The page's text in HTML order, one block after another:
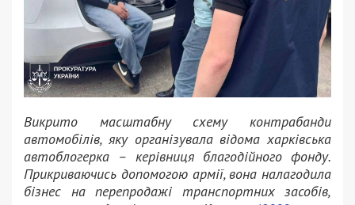
Викрито масштабну схему контрабанди
автомобілів, яку організувала відома харківська
автоблогерка – керівниця благодійного фонду.
Прикриваючись допомогою армії, вона налагодила
бізнес на перепродажі транспортних засобів,